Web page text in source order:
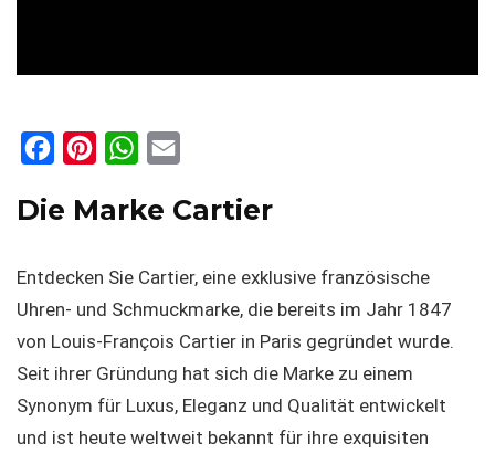
c
b
o
o
k
n
e
r
e
s
t
W
a
s
A
p
p
a
l
Die Marke Cartier
Entdecken Sie Cartier, eine exklusive französische
Uhren- und Schmuckmarke, die bereits im Jahr 1847
von Louis-François Cartier in Paris gegründet wurde.
Seit ihrer Gründung hat sich die Marke zu einem
Synonym für Luxus, Eleganz und Qualität entwickelt
und ist heute weltweit bekannt für ihre exquisiten